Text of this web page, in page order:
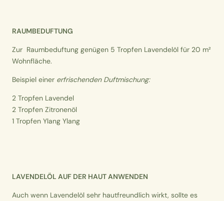
RAUMBEDUFTUNG
Zur Raumbeduftung genügen 5 Tropfen Lavendelöl für 20 m²
Wohnfläche.
Beispiel einer erfrischenden Duftmischung:
2 Tropfen Lavendel
2 Tropfen Zitronenöl
1 Tropfen Ylang Ylang
LAVENDELÖL AUF DER HAUT ANWENDEN
Auch wenn Lavendelöl sehr hautfreundlich wirkt, sollte es